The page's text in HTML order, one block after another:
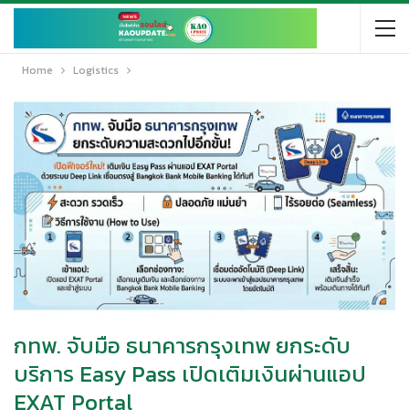
Home Logistics
กทพ. จับมือ ธนาคารกรุงเทพ ยกระดับ
บริการ Easy Pass เปิดเติมเงินผ่านแอป
EXAT Portal